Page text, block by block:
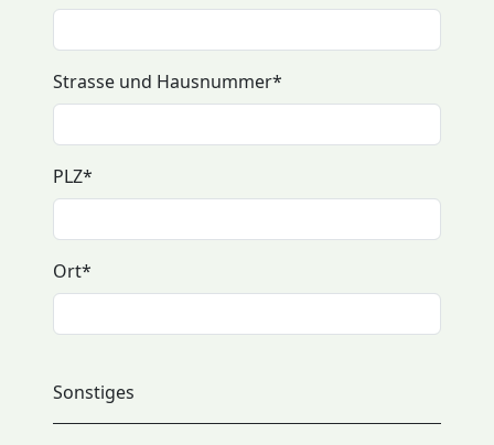
Strasse und Hausnummer*
PLZ*
Ort*
Sonstiges